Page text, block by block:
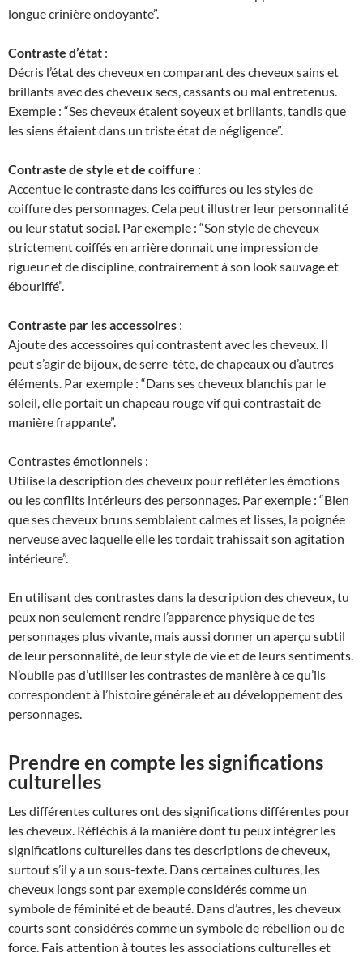
longue crinière ondoyante”.
Contraste d’état :
Décris l’état des cheveux en comparant des cheveux sains et
brillants avec des cheveux secs, cassants ou mal entretenus.
Exemple : “Ses cheveux étaient soyeux et brillants, tandis que
les siens étaient dans un triste état de négligence”.
Contraste de style et de coiffure :
Accentue le contraste dans les coiffures ou les styles de
coiffure des personnages. Cela peut illustrer leur personnalité
ou leur statut social. Par exemple : “Son style de cheveux
strictement coiffés en arrière donnait une impression de
rigueur et de discipline, contrairement à son look sauvage et
ébouriffé”.
Contraste par les accessoires :
Ajoute des accessoires qui contrastent avec les cheveux. Il
peut s’agir de bijoux, de serre-tête, de chapeaux ou d’autres
éléments. Par exemple : “Dans ses cheveux blanchis par le
soleil, elle portait un chapeau rouge vif qui contrastait de
manière frappante”.
Contrastes émotionnels :
Utilise la description des cheveux pour refléter les émotions
ou les conflits intérieurs des personnages. Par exemple : “Bien
que ses cheveux bruns semblaient calmes et lisses, la poignée
nerveuse avec laquelle elle les tordait trahissait son agitation
intérieure”.
En utilisant des contrastes dans la description des cheveux, tu
peux non seulement rendre l’apparence physique de tes
personnages plus vivante, mais aussi donner un aperçu subtil
de leur personnalité, de leur style de vie et de leurs sentiments.
N’oublie pas d’utiliser les contrastes de manière à ce qu’ils
correspondent à l’histoire générale et au développement des
personnages.
Prendre en compte les significations
culturelles
Les différentes cultures ont des significations différentes pour
les cheveux. Réfléchis à la manière dont tu peux intégrer les
significations culturelles dans tes descriptions de cheveux,
surtout s’il y a un sous-texte. Dans certaines cultures, les
cheveux longs sont par exemple considérés comme un
symbole de féminité et de beauté. Dans d’autres, les cheveux
courts sont considérés comme un symbole de rébellion ou de
force. Fais attention à toutes les associations culturelles et